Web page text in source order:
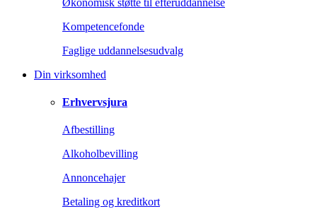
Økonomisk støtte til efteruddannelse
Kompetencefonde
Faglige uddannelsesudvalg
Din virksomhed
Erhvervsjura
Afbestilling
Alkoholbevilling
Annoncehajer
Betaling og kreditkort